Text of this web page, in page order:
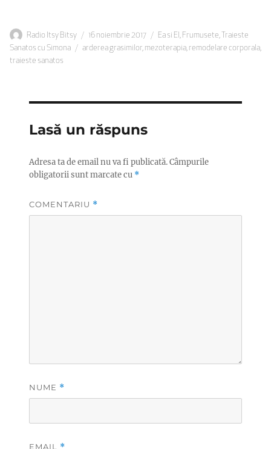
Autor
Radio Itsy Bitsy
Publicat
pe
16 noiembrie 2017 Categorii
Ea si El , Frumusete,
Traieste
Sanatos cu Simona
Etichete
arderea grasimilor, mezoterapia, remodelare corporala,
traieste sanatos
Lasă un răspuns
Adresa ta de email nu va fi publicată.Câmpurile
obligatorii sunt marcate cu *
COMENTARIU *
NUME *
EMAIL *